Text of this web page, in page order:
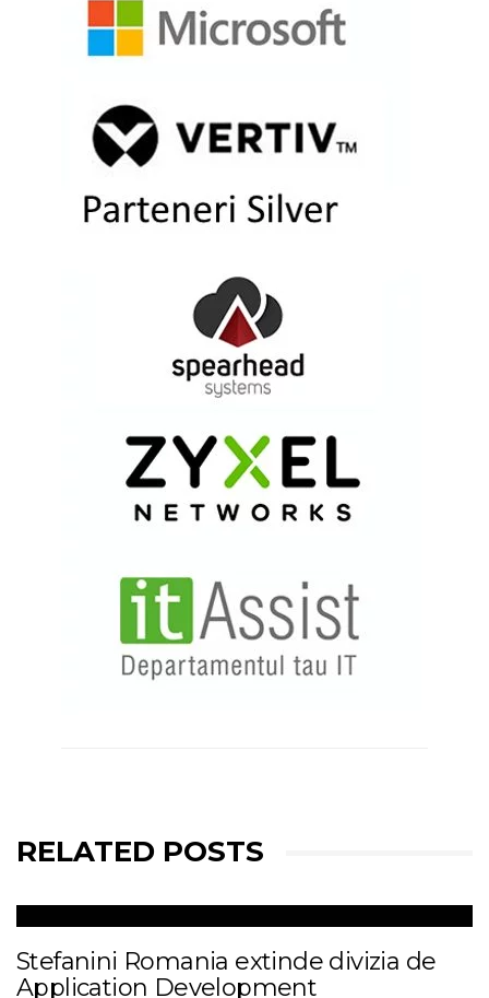
RELATED POSTS
Stefanini Romania extinde divizia de
Application Development